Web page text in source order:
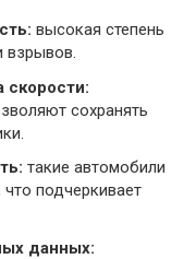
высокая степень
взрывов.
скорости:
сохранять
такие автомобили
подчеркивает
данных: